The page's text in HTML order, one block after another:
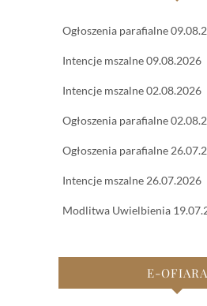
Ogłoszenia parafialne
Intencje mszalne 09.08.2026
Intencje mszalne 02.08.2026
Ogłoszenia parafialne
Ogłoszenia parafialne
Intencje mszalne 26.07.2026
Modlitwa Uwielbienia
E-OFIARA